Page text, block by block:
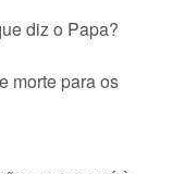
diz o Papa?
morte para os